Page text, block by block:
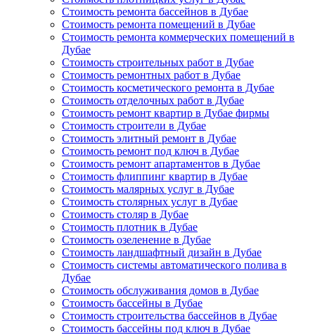
Стоимость ремонта бассейнов в Дубае
Стоимость ремонта помещений в Дубае
Стоимость ремонта коммерческих помещений в
Дубае
Стоимость строительных работ в Дубае
Стоимость ремонтных работ в Дубае
Стоимость косметического ремонта в Дубае
Стоимость отделочных работ в Дубае
Стоимость ремонт квартир в Дубае фирмы
Стоимость строители в Дубае
Стоимость элитный ремонт в Дубае
Стоимость ремонт под ключ в Дубае
Стоимость ремонт апартаментов в Дубае
Стоимость флиппинг квартир в Дубае
Стоимость малярных услуг в Дубае
Стоимость столярных услуг в Дубае
Стоимость столяр в Дубае
Стоимость плотник в Дубае
Стоимость озеленение в Дубае
Стоимость ландшафтный дизайн в Дубае
Стоимость системы автоматического полива в
Дубае
Стоимость обслуживания домов в Дубае
Стоимость бассейны в Дубае
Стоимость строительства бассейнов в Дубае
Стоимость бассейны под ключ в Дубае